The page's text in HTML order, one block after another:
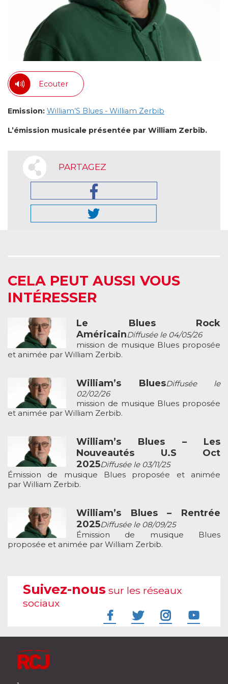
Ecouter
Emission: William’S Blues - William Zerbib
L’émission musicale présentée par William Zerbib.
PARTAGEZ
CELA PEUT AUSSI VOUS
INTÉRESSER
Le Blues Rock
AméricainDiffusée le 04/05/26
mission de musique Blues proposée
et animée par William Zerbib.
William’s BluesDiffusée le
02/02/26
mission de musique Blues proposée
et animée par William Zerbib.
William’s Blues – Les
Nouveautés U.S Oct
2025Diffusée le 03/11/25
Émission de musique Blues proposée et animée
par William Zerbib.
William’s Blues – Rentrée
2025Diffusée le 08/09/25
Émission de musique Blues
proposée et animée par William Zerbib.
Suivez-nous sur les réseaux
sociaux